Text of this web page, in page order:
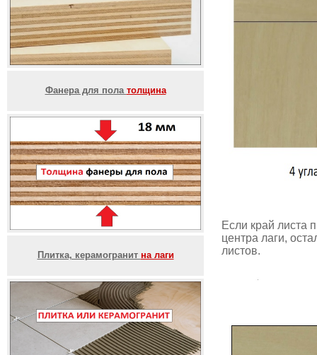
Фанера для пола толщина
Плитка, керамогранит на лаги
Если край листа
центра лаги,
листов.